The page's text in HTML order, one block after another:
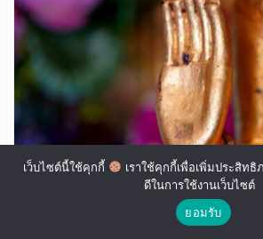
“มหานรินทร์” โต้กลับ “ทองย้อย” ว่
ราชโองการ” ฟาดกลับ “ย้อย” สมชื่
เว็บไซต์นี้ใช้คุกกี้
เราใช้คุกกี้เพื่อเพิ่มประสิท
ดีในการใช้งานเว็บไซต์
ยอมรับ